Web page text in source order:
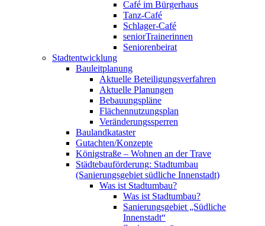
Café im Bürgerhaus
Tanz-Café
Schlager-Café
seniorTrainerinnen
Seniorenbeirat
Stadtentwicklung
Bauleitplanung
Aktuelle Beteiligungsverfahren
Aktuelle Planungen
Bebauungspläne
Flächennutzungsplan
Veränderungssperren
Baulandkataster
Gutachten/Konzepte
Königstraße – Wohnen an der Trave
Städtebauförderung: Stadtumbau
(Sanierungsgebiet südliche Innenstadt)
Was ist Stadtumbau?
Was ist Stadtumbau?
Sanierungsgebiet „Südliche
Innenstadt“